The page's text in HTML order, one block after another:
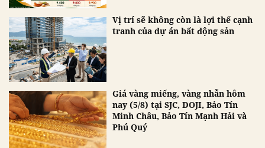
Vị trí sẽ không còn là lợi thế cạnh
tranh của dự án bất động sản
Giá vàng miếng, vàng nhẫn hôm
nay (5/8) tại SJC, DOJI, Bảo Tín
Minh Châu, Bảo Tín Mạnh Hải và
Phú Quý